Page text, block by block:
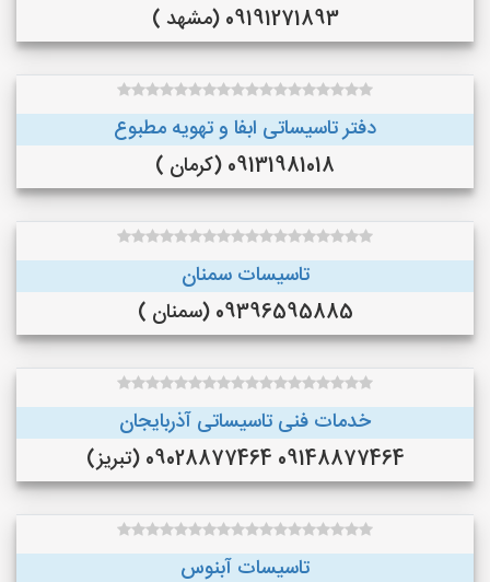
09191271893 (مشهد )
دفتر تاسیساتی ابفا و تهویه مطبوع
09131981018 (کرمان )
تاسیسات سمنان
09396595885 (سمنان )
خدمات فنی تاسیساتی آذربایجان
09148877464 09028877464 (تبریز)
تاسيسات آبنوس